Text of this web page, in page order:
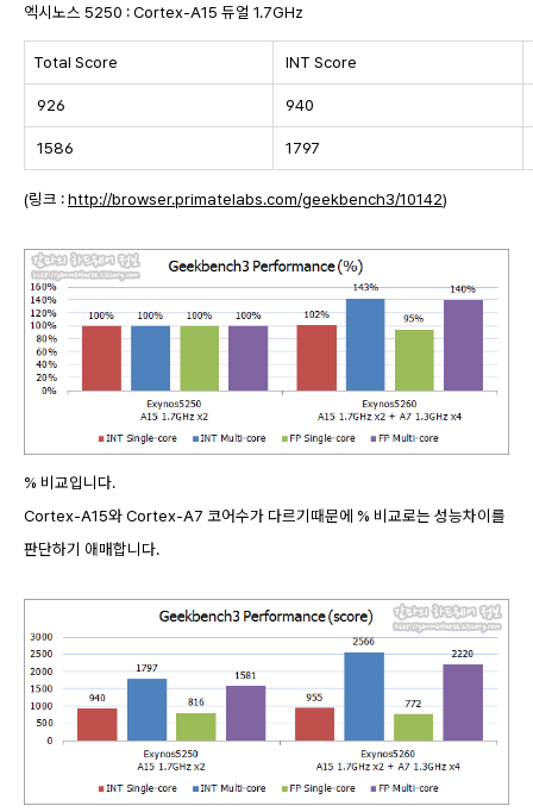
엑시노스 5250 : Cortex-A15 듀얼 1.7GHz
Total Score INT Score
926 940
1586 1797
(링크 :http://browser.primatelabs.com/geekbench3/10142)
% 비교입니다.
Cortex-A15와 Cortex-A7 코어수가 다르기때문에 % 비교로는 성능차이를
판단하기 애매합니다.